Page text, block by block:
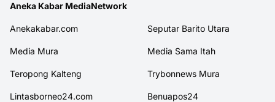
Aneka Kabar MediaNetwork
Anekakabar.com Seputar Barito Utara
Media Mura Media Sama Itah
Teropong Kalteng Trybonnews Mura
Lintasborneo24.com Benuapos24